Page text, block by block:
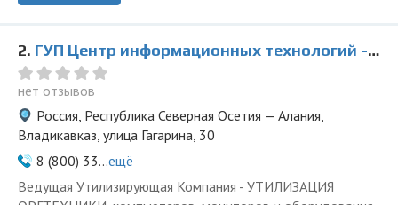
2. ГУП Центр информационных технологий - представитель ООО Ведущая Утилизирующая Компания
нет отзывов
Россия, Республика Северная Осетия — Алания,
Владикавказ, улица Гагарина, 30
8 (800) 33...ещё
Ведущая Утилизирующая Компания - УТИЛИЗАЦИЯ